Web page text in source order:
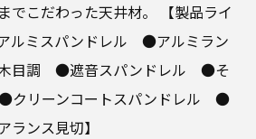
でこだわった天井材。 【製品ライ
ルミスパンドレル ●アルミラン
目調 ●遮音スパンドレル ●そ
クリーンコートスパンドレル ●
ンス見切】